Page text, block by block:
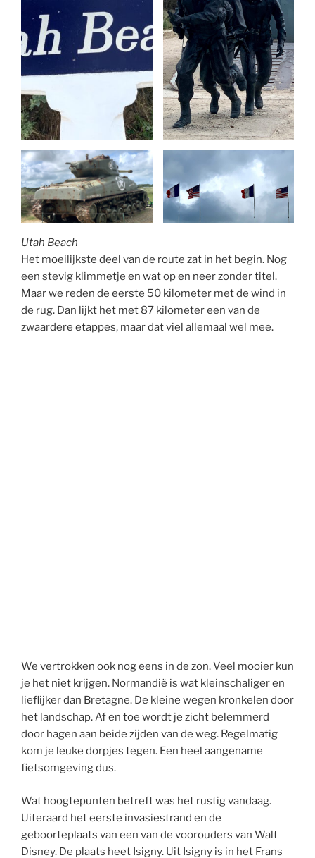
Utah Beach
Het moeilijkste deel van de route zat in het begin. Nog
een stevig klimmetje en wat op en neer zonder titel.
Maar we reden de eerste 50 kilometer met de wind in
de rug. Dan lijkt het met 87 kilometer een van de
zwaardere etappes, maar dat viel allemaal wel mee.
We vertrokken ook nog eens in de zon. Veel mooier kun
je het niet krijgen. Normandië is wat kleinschaliger en
lieflijker dan Bretagne. De kleine wegen kronkelen door
het landschap. Af en toe wordt je zicht belemmerd
door hagen aan beide zijden van de weg. Regelmatig
kom je leuke dorpjes tegen. Een heel aangename
fietsomgeving dus.
Wat hoogtepunten betreft was het rustig vandaag.
Uiteraard het eerste invasiestrand en de
geboorteplaats van een van de voorouders van Walt
Disney. De plaats heet Isigny. Uit Isigny is in het Frans